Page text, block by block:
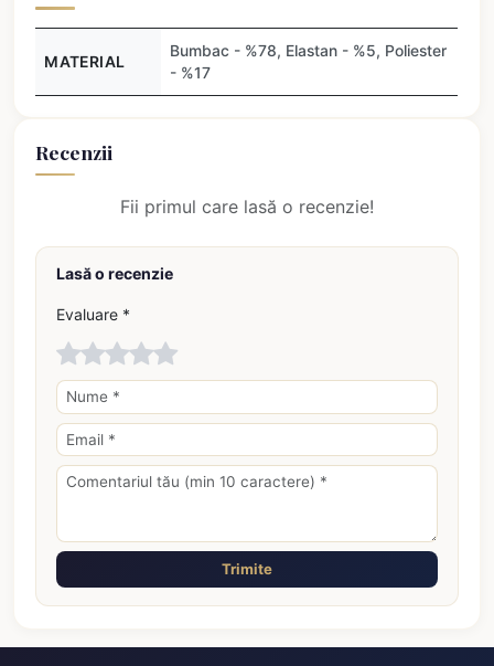
MATERIAL
Bumbac - %78, Elastan - %5, Poliester
- %17
Recenzii
Fii primul care lasă o recenzie!
Lasă o recenzie
Evaluare *
Trimite